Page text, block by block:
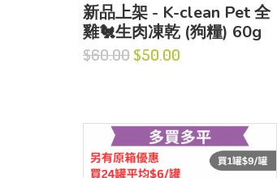
新品上架 - K-clean Pet 全
雞🐔生肉凍乾 (狗糧) 60g
$60.00 $50.00